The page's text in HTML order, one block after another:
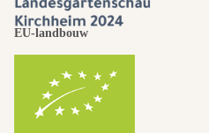
EU-landbouw